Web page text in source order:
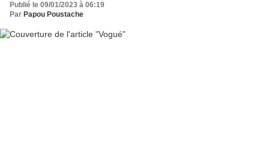
Publié le 09/01/2023 à 06:19
Par Papou Poustache